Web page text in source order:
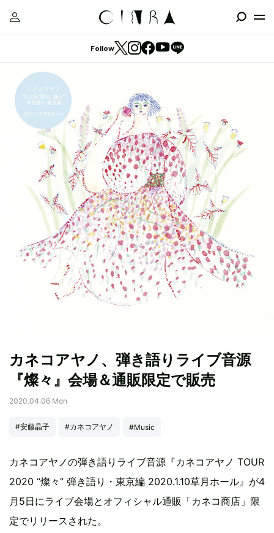
Follow
カネコアヤノ、弾き語りライブ音源
『燦々』会場＆通販限定で販売
2020.04.06 Mon
#安藤晶子 #カネコアヤノ #Music
カネコアヤノの弾き語りライブ音源『カネコアヤノ TOUR
2020 “燦々” 弾き語り・東京編 2020.1.10草月ホール』が4
月5日にライブ会場とオフィシャル通販「カネコ商店」限
定でリリースされた。